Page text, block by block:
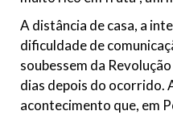
A distância de casa, a
dificuldade de
soubessem da
dias depois do ocorrido.
acontecimento que, em